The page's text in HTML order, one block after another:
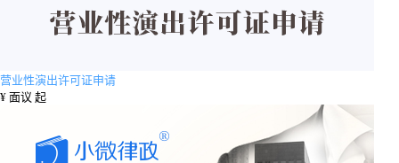
营业性演出许可证申请
¥ 面议 起